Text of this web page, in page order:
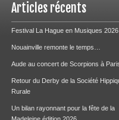
Articles récents
Festival La Hague en Musiques 2026
Nouainville remonte le temps…
Aude au concert de Scorpions à
Retour du Derby de la Société
Rurale
Un bilan rayonnant pour la fête de la